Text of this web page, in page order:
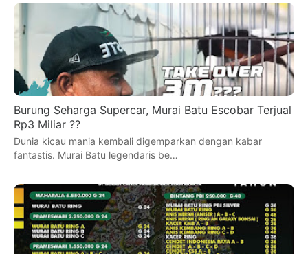
Burung Seharga Supercar, Murai Batu Escobar Terjual
Rp3 Miliar ??
Dunia kicau mania kembali digemparkan dengan kabar
fantastis. Murai Batu legendaris be…